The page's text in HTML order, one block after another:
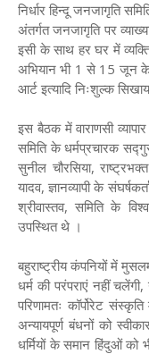
निर्धार हिन्दू जनजागृति
अंतर्गत जनजागृति पर
इसी के साथ हर घर में
अभियान भी 1 से 15 जून के
आर्ट इत्यादि निःशुल्क
इस बैठक में वाराणसी
समिति के धर्मप्रचारक
सुनील चौरसिया,
यादव, ज्ञानव्यापी के
श्रीवास्तव, समिति के
उपस्थित थे ।
बहुराष्ट्रीय कंपनियों में
धर्म की परंपराएं नहीं
परिणामतः कॉर्पोरेट
अन्यायपूर्ण बंधनों को
धर्मियों के समान हिंदुओं को